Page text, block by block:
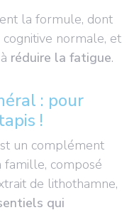
la formule, dont
normale, et
réduire la fatigue.
: pour
!
un complément
composé
de lithothamne,
qui